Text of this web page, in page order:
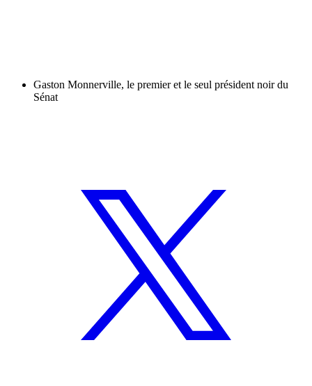
Gaston Monnerville, le premier et le seul président noir du
Sénat